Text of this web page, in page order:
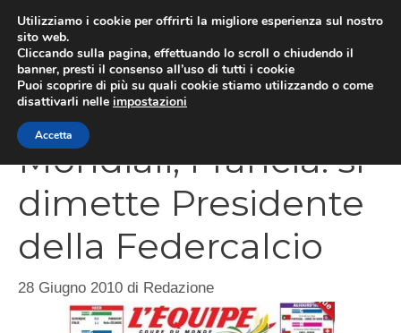
contenuto
Mondiali, Francia: si
dimette Presidente
della Federcalcio
28 Giugno 2010 di Redazione
Utilizziamo i cookie per offrirti la migliore esperienza sul nostro
sito web.
Cliccando sulla pagina, effettuando lo scroll o chiudendo il
banner, presti il consenso all’uso di tutti i cookie
Puoi scoprire di più su quali cookie stiamo utilizzando o come
disattivarli nelle impostazioni
Accetta